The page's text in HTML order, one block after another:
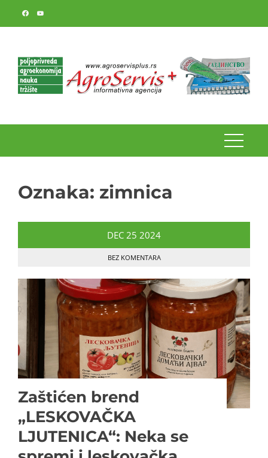
Oznaka: zimnica
DEC 25 2024
BEZ KOMENTARA
Zaštićen brend
„LESKOVAČKA
LJUTENICA“: Neka se